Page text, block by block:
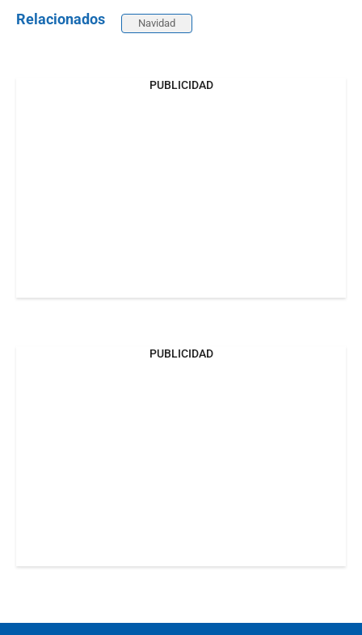
Relacionados Navidad
PUBLICIDAD
PUBLICIDAD